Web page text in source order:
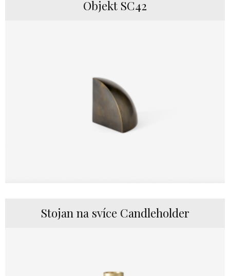
Objekt SC42
Stojan na svíce Candleholder